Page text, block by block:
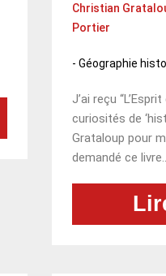
Christian
Portier
- Géographie
J’ai reçu
curiosités de
Grataloup pour
demandé ce